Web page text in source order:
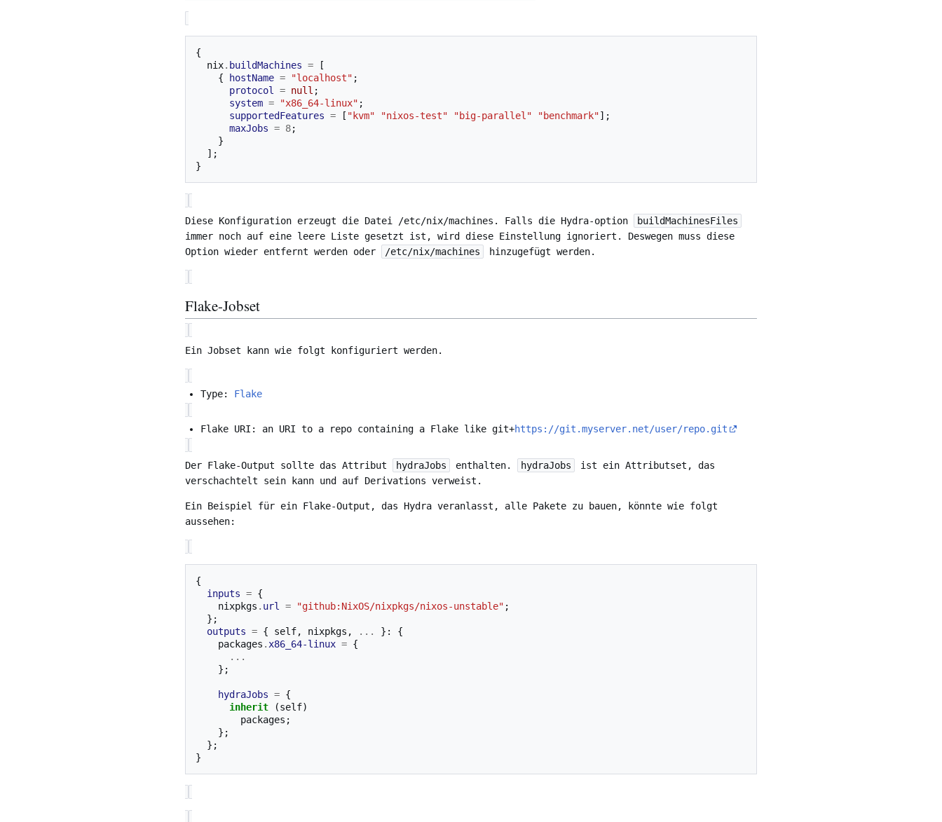
{
  nix
. buildMachines =
[
{
hostName = "localhost" ;
protocol = null ;
system = "x86_64-linux" ;
supportedFeatures = [ "kvm" "nixos-test" "big-parallel" "benchmark"];
maxJobs = 8;
}
];
}
Diese Konfiguration erzeugt die Datei /etc/nix/machines. Falls die Hydra-option
buildMachinesFiles
immer noch auf eine leere Liste gesetzt ist, wird diese Einstellung ignoriert. Deswegen muss diese
Option wieder entfernt werden oder
/etc/nix/machines hinzugefügt werden.
Flake-Jobset
Ein Jobset kann wie folgt konfiguriert werden.
Type: Flake
Flake URI: an URI to a repo containing a Flake like git+https://git.myserver.net/user/repo.git
Der Flake-Output sollte das Attribut hydraJobs enthalten. hydraJobs
ist ein Attributset, das
verschachtelt sein kann und auf Derivations verweist.
Ein Beispiel für ein Flake-Output, das Hydra veranlasst, alle Pakete zu bauen, könnte wie folgt
aussehen:
{
inputs = {
    nixpkgs
. url = "github:NixOS/nixpkgs/nixos-unstable" ;
};
outputs = { self, nixpkgs , ... }:
{
    packages
. x86_64-linux = {
...
};
hydraJobs = {
inherit
(self)
        packages
;
};
};
}